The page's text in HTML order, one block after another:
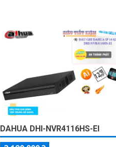
quay quét 3D thông minh.
DAHUA DHI-NVR4116HS-EI